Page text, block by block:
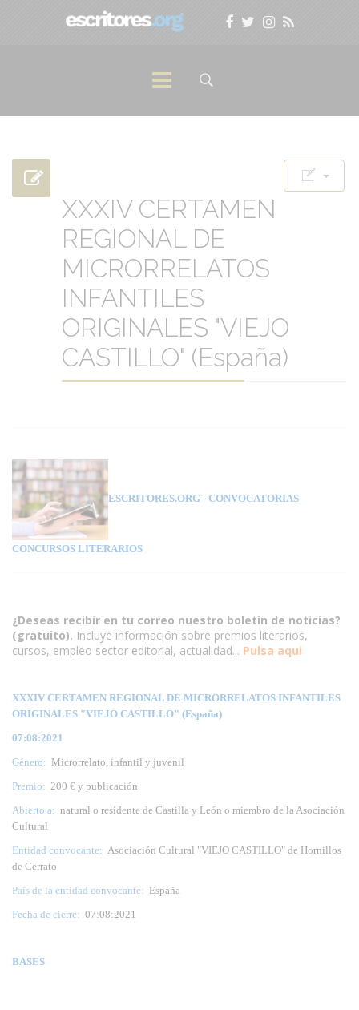
XXXIV CERTAMEN
REGIONAL DE
MICRORRELATOS
INFANTILES
ORIGINALES "VIEJO
CASTILLO" (España)
ESCRITORES.ORG - CONVOCATORIAS
CONCURSOS LITERARIOS
¿Deseas recibir en tu correo nuestro boletín de noticias?
(gratuito). Incluye información sobre premios literarios,
cursos, empleo sector editorial, actualidad... Pulsa aqui
XXXIV CERTAMEN REGIONAL DE MICRORRELATOS INFANTILES
ORIGINALES "VIEJO CASTILLO" (España)
07:08:2021
Género: Microrrelato, infantil y juvenil
Premio: 200 € y publicación
Abierto a: natural o residente de Castilla y León o miembro de la Asociación
Cultural
Entidad convocante: Asociación Cultural "VIEJO CASTILLO" de Hornillos
de Cerrato
País de la entidad convocante: España
Fecha de cierre: 07:08:2021
BASES